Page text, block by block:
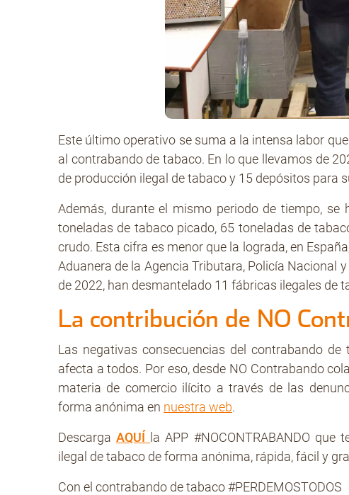
Este último operativo se suma a la intensa labor
al contrabando de tabaco. En lo que llevamos de
de producción ilegal de tabaco y 15 depósitos para
Además, durante el mismo periodo de tiempo,
toneladas de tabaco picado, 65 toneladas de
crudo. Esta cifra es menor que la lograda, en
Aduanera de la Agencia Tributara, Policía Nacional
de 2022, han desmantelado 11 fábricas ilegales de
La contribución de NO
Las negativas consecuencias del contrabando
afecta a todos. Por eso, desde NO Contrabando
materia de comercio ilícito a través de las
forma anónima en nuestra web.
DescargaAQUÍ
la APP #NOCONTRABANDO
ilegal de tabaco de forma anónima, rápida, fácil y
Con el contrabando de tabaco #PERDEMOSTODOS